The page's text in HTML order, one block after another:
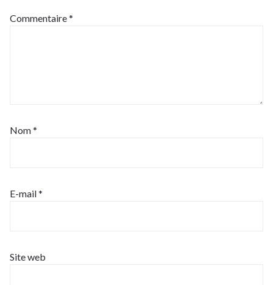
Commentaire*
Nom*
E-mail*
Site web